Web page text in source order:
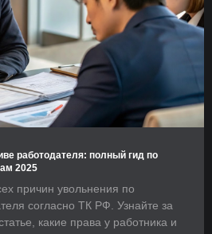
работодателя: полный гид по
2025
причин увольнения по
согласно ТК РФ. Узнайте за
какие права у работника и